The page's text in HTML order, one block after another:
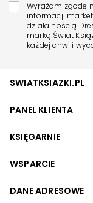
Wyrażam zgodę
informacji
działalnością
marką Świat
każdej chwili
SWIATKSIAZKI.PL
PANEL KLIENTA
KSIĘGARNIE
WSPARCIE
DANE ADRESOWE